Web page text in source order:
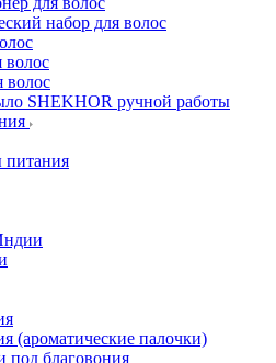
набор для волос
волос
волос
SHEKHOR ручной работы
(ароматические палочки)
под благовония